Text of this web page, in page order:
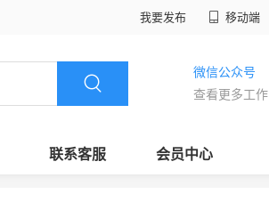
我要发布 移动端
微信公众号
查看更多工作
联系客服 会员中心